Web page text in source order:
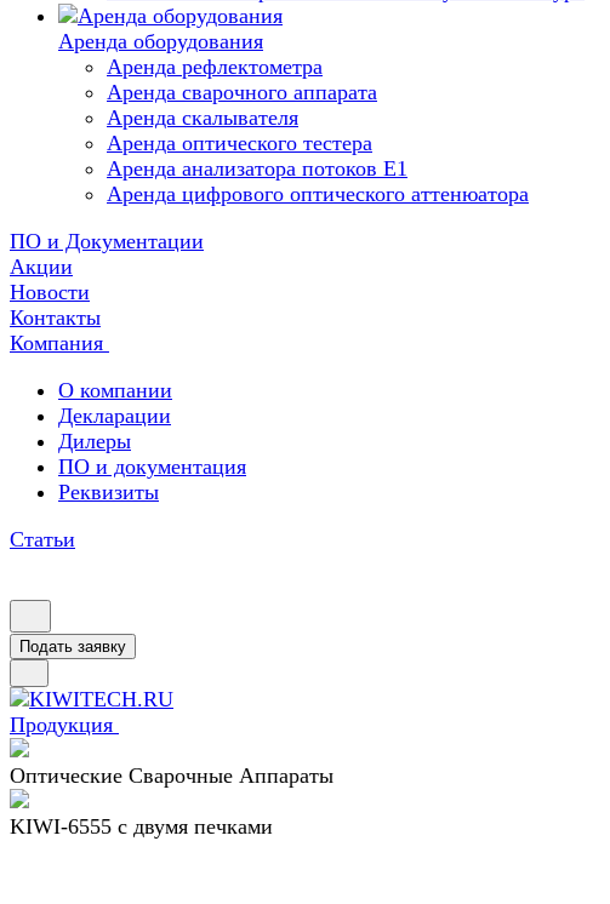
Аренда оборудования
Аренда рефлектометра
Аренда сварочного аппарата
Аренда скалывателя
Аренда оптического тестера
Аренда анализатора потоков Е1
Аренда цифрового оптического аттенюатора
ПО и Документации
Акции
Новости
Контакты
Компания
О компании
Декларации
Дилеры
ПО и документация
Реквизиты
Статьи
Подать заявку
Продукция
Оптические Сварочные Аппараты
KIWI-6555 c двумя печками